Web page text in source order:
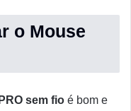
o Mouse
sem fio é bom e